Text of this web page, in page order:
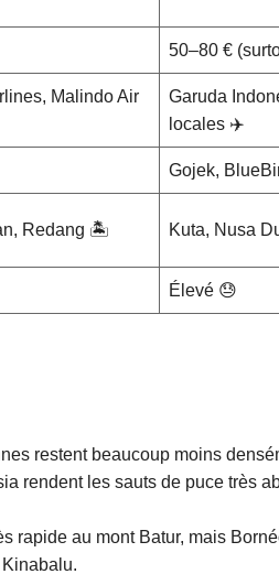
50–80 €
Malindo Air
Garuda
locales ✈️
Gojek,
Redang 🏝️ Kuta, Nusa
Élevé 😓
restent beaucoup moins
rendent les sauts de puce très
rapide au mont Batur, mais